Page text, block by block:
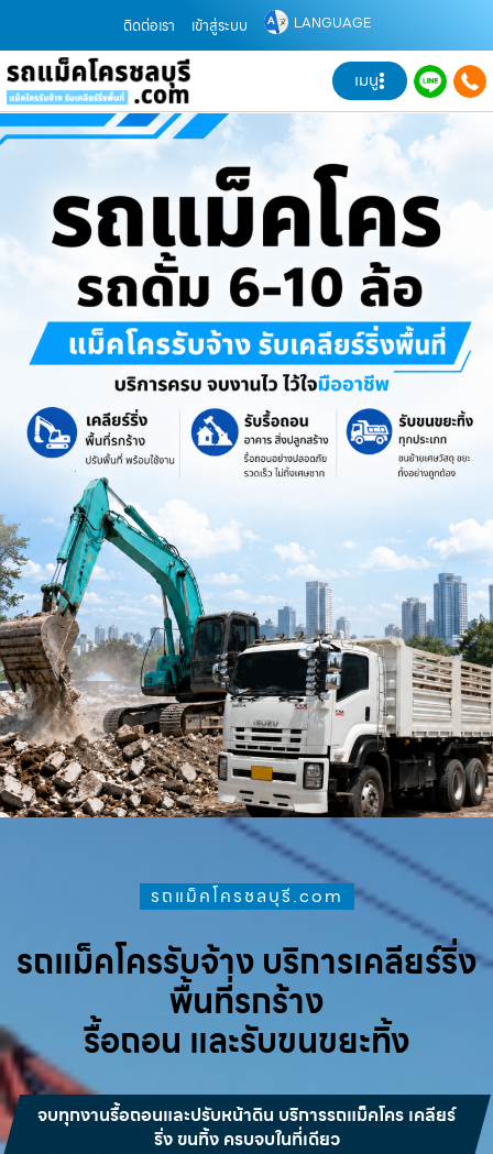
ติดต่อเรา เข้าสู่ระบบ LANGUAGE
เมนู
รถแม็คโครชลบุรี.com
รถแม็คโครรับจ้าง บริการเคลียร์ริ่ง
พื้นที่รกร้าง
รื้อถอน และรับขนขยะทิ้ง
จบทุกงานรื้อถอนและปรับหน้าดิน บริการรถแม็คโคร เคลียร์
ริ่ง ขนทิ้ง ครบจบในที่เดียว